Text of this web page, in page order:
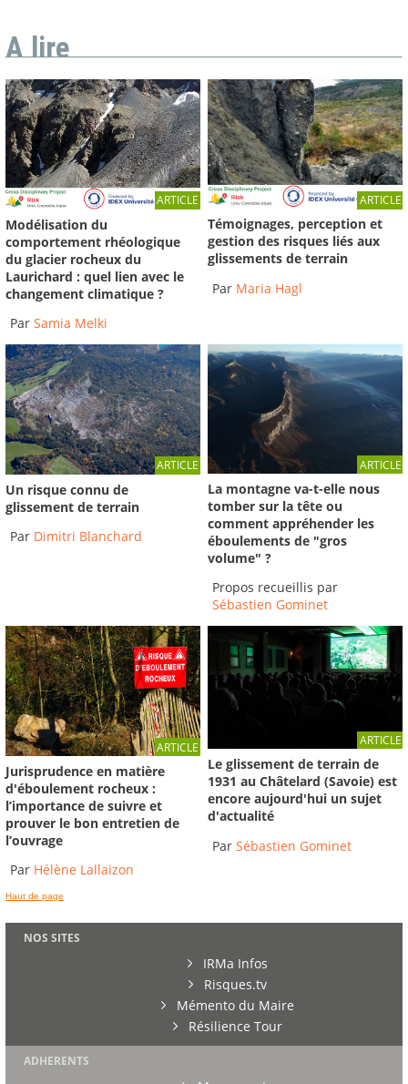
A lire
ARTICLE
Modélisation du
comportement rhéologique
du glacier rocheux du
Laurichard : quel lien avec le
changement climatique ?
Par Samia Melki
ARTICLE
Témoignages, perception et
gestion des risques liés aux
glissements de terrain
Par Maria Hagl
ARTICLE
Un risque connu de
glissement de terrain
Par Dimitri Blanchard
ARTICLE
La montagne va-t-elle nous
tomber sur la tête ou
comment appréhender les
éboulements de "gros
volume" ?
Propos recueillis par
Sébastien Gominet
ARTICLE
Jurisprudence en matière
d'éboulement rocheux :
l’importance de suivre et
prouver le bon entretien de
l’ouvrage
Par Hélène Lallaizon
ARTICLE
Le glissement de terrain de
1931 au Châtelard (Savoie) est
encore aujourd'hui un sujet
d'actualité
ParSébastien Gominet
Haut de page
NOS SITES
IRMa Infos
Risques.tv
Mémento du Maire
Résilience Tour
ADHERENTS